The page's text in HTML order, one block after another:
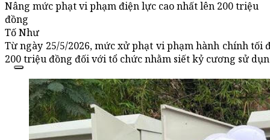
Nâng mức phạt vi phạm điện lực cao nhất lên 200 triệu
đồng
Tố Như
Từ ngày 25/5/2026, mức xử phạt vi phạm hành chính
200 triệu đồng đối với tổ chức nhằm siết kỷ cương sử